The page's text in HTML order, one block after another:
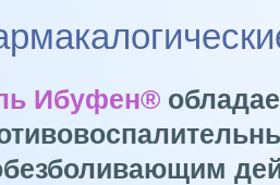
Ибуфен®